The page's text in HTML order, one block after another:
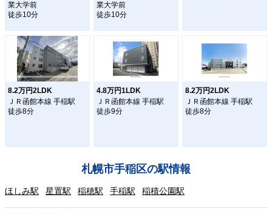
業大学前
徒歩10分
業大学前
徒歩10分
8.2万円2LDK
ＪＲ函館本線 手稲駅
徒歩8分
4.8万円1LDK
ＪＲ函館本線 手稲駅
徒歩9分
8.2万円2LDK
ＪＲ函館本線 手稲駅
徒歩8分
札幌市手稲区の駅情報
ほしみ駅 星置駅 稲穂駅 手稲駅 稲積公園駅